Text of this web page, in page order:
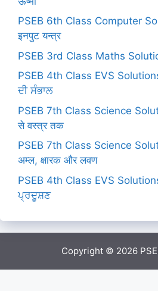
PSEB 6th Class Computer
इनपुट यन्त्र
PSEB 3rd Class Maths
PSEB 4th Class EVS
ਦੀ ਸੰਭਾਲ
PSEB 7th Class Science
से वस्त्र तक
PSEB 7th Class Science
अम्ल, क्षारक और लवण
PSEB 4th Class EVS
ਪ੍ਰਦੂਸ਼ਣ
Copyright © 2026